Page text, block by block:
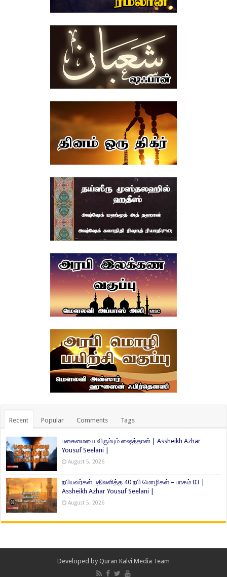
Recent Popular Comments Tags
பகைமையை விரும்பும் ஷைத்தான் | Assheikh Azhar
Yousuf Seelani |
August 5, 2026
நபியவர்கள் பதிலளித்த 40 நபி மொழிகள் – பாகம் 03 |
Assheikh Azhar Yousuf Seelani |
August 5, 2026
Developed by Quran Kalvi Media Team